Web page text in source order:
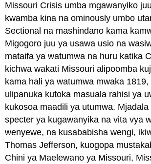
Missouri Crisis umba mgawanyiko
kwamba kina na ominously umbo
Sectional na mashindano kama
Migogoro juu ya usawa usio na
mataifa ya watumwa na huru katika
kichwa wakati Missouri alipoomba
kama hali ya watumwa mwaka
ulipanuka kutoka masuala rahisi ya
kukosoa maadili ya utumwa.
specter ya kugawanyika na vita vya
wenyewe, na kusababisha wengi,
Thomas Jefferson, kuogopa
Chini ya Maelewano ya Missouri,